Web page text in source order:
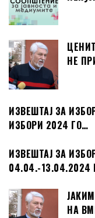
НЕ
ИЗВЕШТАЈ ЗА
ИЗБОРИ 2024 ГО…
ИЗВЕШТАЈ ЗА
04.04.-
НА